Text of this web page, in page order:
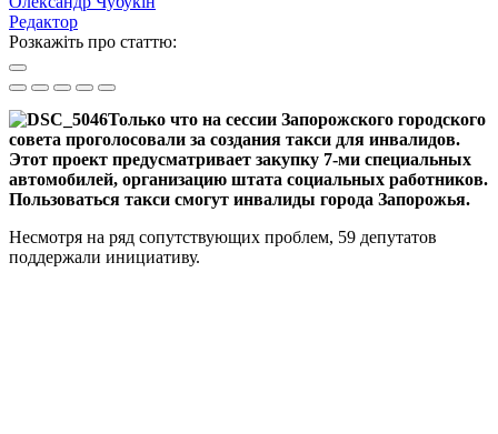
Редактор
Розкажіть про статтю:
Только что на сессии Запорожского городского
совета проголосовали за создания такси для инвалидов.
Этот проект предусматривает закупку 7-ми специальных
автомобилей, организацию штата социальных работников.
Пользоваться такси смогут инвалиды города Запорожья.
Несмотря на ряд сопутствующих проблем, 59 депутатов
поддержали инициативу.